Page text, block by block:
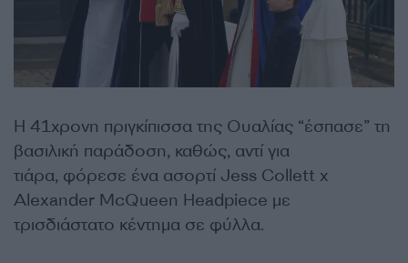
Η 41χρονη πριγκίπισσα της Ουαλίας “έσπασε” τη
βασιλική παράδοση, καθώς, αντί για
τιάρα, φόρεσε ένα ασορτί Jess Collett x
Alexander McQueen Headpiece με
τρισδιάστατο κέντημα σε φύλλα.